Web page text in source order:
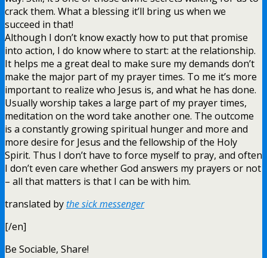
crack them. What a blessing it’ll bring us when we
succeed in that!
Although I don’t know exactly how to put that promise
into action, I do know where to start: at the relationship.
It helps me a great deal to make sure my demands don’t
make the major part of my prayer times. To me it’s more
important to realize who Jesus is, and what he has done.
Usually worship takes a large part of my prayer times,
meditation on the word take another one. The outcome
is a constantly growing spiritual hunger and more and
more desire for Jesus and the fellowship of the Holy
Spirit. Thus I don’t have to force myself to pray, and often
I don’t even care whether God answers my prayers or not
– all that matters is that I can be with him.
translated bythe sick messenger
[/en]
Be Sociable, Share!